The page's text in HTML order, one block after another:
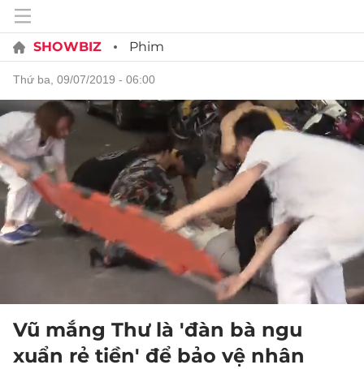
SHOWBIZ Phim
thứ ba, 09/07/2019 - 06:00
Vũ mắng Thư là 'đàn bà ngu
xuẩn rẻ tiền' để bảo vệ nhân